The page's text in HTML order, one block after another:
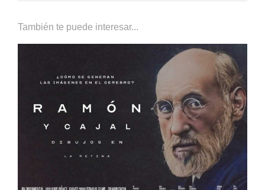
También te puede interesar...